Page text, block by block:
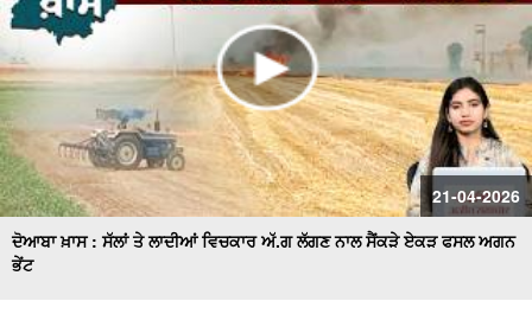
21-04-2026
ਦੋਆਬਾ ਖ਼ਾਸ : ਸੱਲਾਂ ਤੇ ਲਾਦੀਆਂ ਵਿਚਕਾਰ ਅੱ.ਗ ਲੱਗਣ ਨਾਲ ਸੈਂਕੜੇ ਏਕੜ ਫਸਲ ਅਗਨ
ਭੇਂਟ